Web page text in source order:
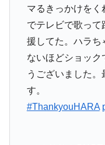
マるきっかけを
でテレビで歌っ
援してた。ハラち
ないほどショック
うございました。
す。
#ThankyouHARA